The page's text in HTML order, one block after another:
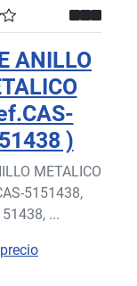
ANILLO
)
METALICO
5151438,
...